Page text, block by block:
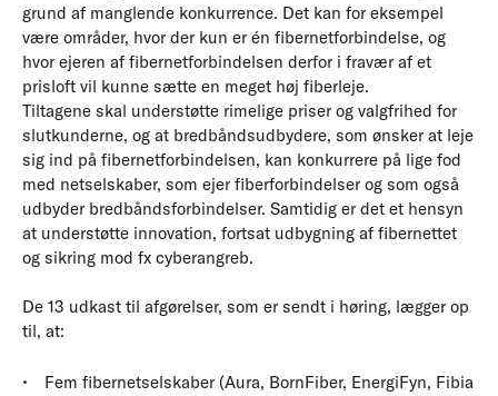
grund af manglende konkurrence. Det kan for eksempel
være områder, hvor der kun er én fibernetforbindelse, og
hvor ejeren af fibernetforbindelsen derfor i fravær af et
prisloft vil kunne sætte en meget høj fiberleje.
Tiltagene skal understøtte rimelige priser og valgfrihed for
slutkunderne, og at bredbåndsudbydere, som ønsker at leje
sig ind på fibernetforbindelsen, kan konkurrere på lige fod
med netselskaber, som ejer fiberforbindelser og som også
udbyder bredbåndsforbindelser. Samtidig er det et hensyn
at understøtte innovation, fortsat udbygning af fibernettet
og sikring mod fx cyberangreb.
De 13 udkast til afgørelser, som er sendt i høring, lægger op
til, at:
Fem fibernetselskaber (Aura, BornFiber, EnergiFyn, Fibia